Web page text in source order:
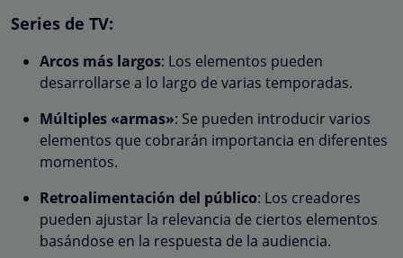
Series de TV:
Arcos más largos: Los elementos pueden
desarrollarse a lo largo de varias temporadas.
Múltiples «armas»: Se pueden introducir varios
elementos que cobrarán importancia en diferentes
momentos.
Retroalimentación del público: Los creadores
pueden ajustar la relevancia de ciertos elementos
basándose en la respuesta de la audiencia.